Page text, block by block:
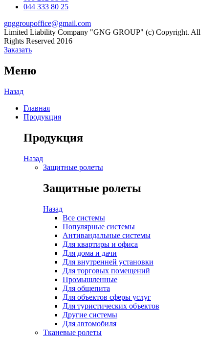
044 333 80 25
gnggroupoffice@gmail.com
Limited Liability Company "GNG GROUP" (c) Copyright. All
Rights Reserved 2016
Заказать
Меню
Назад
Главная
Продукция
Продукция
Назад
Защитные ролеты
Защитные ролеты
Назад
Все системы
Популярные системы
Антивандальные системы
Для квартиры и офиса
Для дома и дачи
Для внутренней установки
Для торговых помещений
Промышленные
Для общепита
Для объектов сферы услуг
Для туристических объектов
Другие системы
Для автомобиля
Тканевые ролеты